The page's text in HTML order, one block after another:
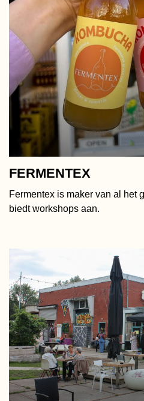
FERMENTEX
Fermentex is maker van al het
biedt workshops aan.